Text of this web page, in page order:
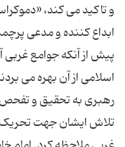
و تاکید می کند،
ابداع کننده و مدعی
پیش از آنکه جوامع
اسلامی از آن بهره می
رهبری به تحقیق و تفحص
تلاش ایشان جهت تحریک